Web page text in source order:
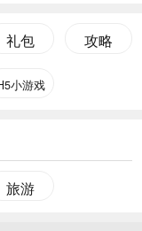
礼包 攻略
小游戏
旅游